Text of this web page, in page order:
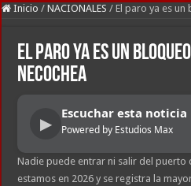
Inicio / NACIONALES / El paro ya es
El paro ya es un
Necochea
▶
Escuchar esta noticia
Powered by Estudios Max
Nadie puede entrar ni salir del puerto
estamos en 2026 y se registra la